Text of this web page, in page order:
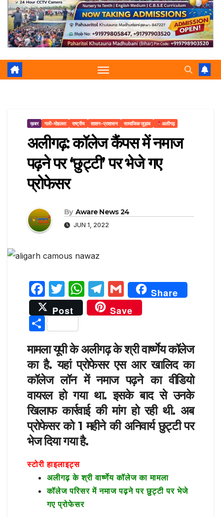
ख़बर गली-मोहल्ला राष्ट्रीय शाशन-प्रशासन सामाजिक जुड़ाव अलीगढ़
अलीगढ़: कॉलेज कैंपस में नमाज
पढ़ने पर ‘छुट्टी’ पर भेजे गए
प्रोफेसर
By Aware News 24
JUN 1, 2022
F
a
c
e
b
o
o
k
T
w
it
te
r
W
h
at
A
p
p
T
el
e
ra
m
G
m
ai
Share
Post
Save
S
ar
e
मामला यूपी के अलीगढ़ के श्री वार्ष्णेय कॉलेज
का है. यहां प्रोफेसर एस आर खालिद का
कॉलेज लॉन में नमाज पढ़ने का वीडियो
वायरल हो गया था. इसके बाद से उनके
खिलाफ कार्रवाई की मांग हो रही थी. अब
प्रोफेसर को 1 महीने की अनिवार्य छुट्टी पर
भेज दिया गया है.
स्टोरी हाइलाइट्स
अलीगढ़ के श्री वार्ष्णेय कॉलेज का मामला
कॉलेज परिसर में नमाज पढ़ने पर छुट्टी पर भेजे
गए प्रोफेसर
pa
m
e